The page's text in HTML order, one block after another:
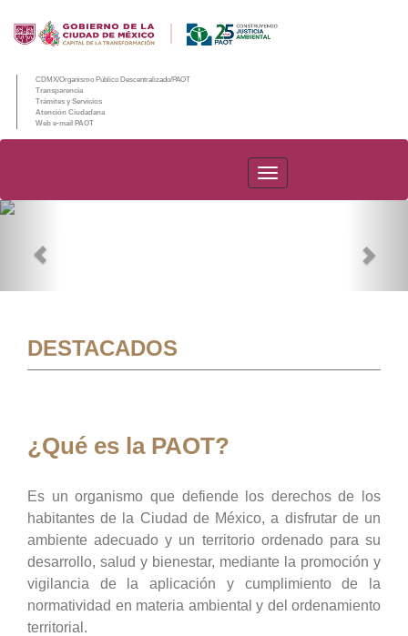
CDMX/Organismo Público Descentralizado/PAOT
Transparencia
Trámites y Servicios
Atención Ciudadana
Web e-mail PAOT
PAOT
DESTACADOS
¿Qué es la PAOT?
Es un organismo que defiende los derechos de los
habitantes de la Ciudad de México, a disfrutar de un
ambiente adecuado y un territorio ordenado para su
desarrollo, salud y bienestar, mediante la promoción y
vigilancia de la aplicación y cumplimiento de la
normatividad en materia ambiental y del ordenamiento
territorial.